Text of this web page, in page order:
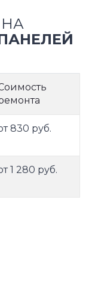
830 руб.
1 280 руб.